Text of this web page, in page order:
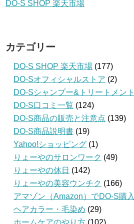
DO-S SHOP 楽天市場
カテゴリー
DO-S SHOP 楽天市場 (177)
DO-Sオフィシャルストア (2)
DO-Sシャンプー&トリートメント
DO-S口コミ一覧 (124)
DO-S商品の販売と注意点 (139)
DO-S商品説明書 (19)
Yahoo!ショッピング (1)
りょーやのサロンワーク (49)
りょーやの休日 (142)
りょーやの美容ウンチク (166)
アマゾン（Amazon）でDO-S購入
ヘアカラー・毛染め (29)